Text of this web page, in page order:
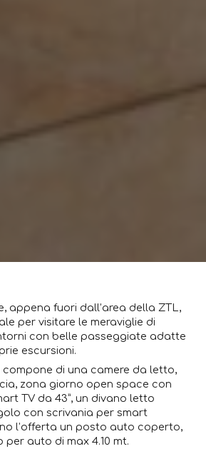
appena fuori dall’area della ZTL,
per visitare le meraviglie di
con belle passeggiate adatte
escursioni.
compone di una camere da letto,
zona giorno open space con
TV da 43”, un divano letto
con scrivania per smart
l’offerta un posto auto coperto,
auto di max 4.10 mt.